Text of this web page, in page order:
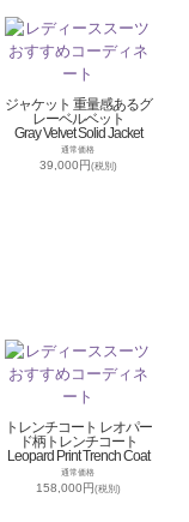
ジャケット 重量感あるグ
レーベルベット
Gray Velvet Solid Jacket
通常価格
39,000円(税別)
トレンチコート レオパー
ド柄トレンチコート
Leopard Print Trench Coat
通常価格
158,000円(税別)